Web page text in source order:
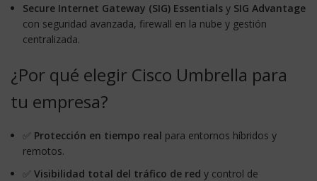
Secure Internet Gateway (SIG) Essentials y SIG Advantage
con seguridad avanzada, firewall en la nube y gestión
centralizada.
¿Por qué elegir Cisco Umbrella para
tu empresa?
✅ Protección en tiempo real para entornos híbridos y
remotos.
✅ Visibilidad total del tráfico de red y control de